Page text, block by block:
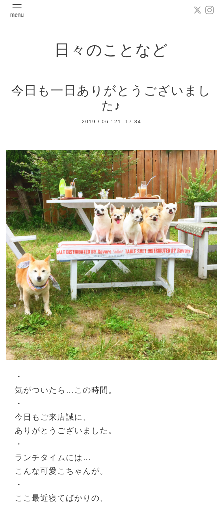
日々のことなど
今日も一日ありがとうございまし
た♪
2019 / 06 / 21 17:34
・
気がついたら…この時間。
・
今日もご来店誠に、
ありがとうございました。
・
ランチタイムには…
こんな可愛こちゃんが。
・
ここ最近寝てばかりの、